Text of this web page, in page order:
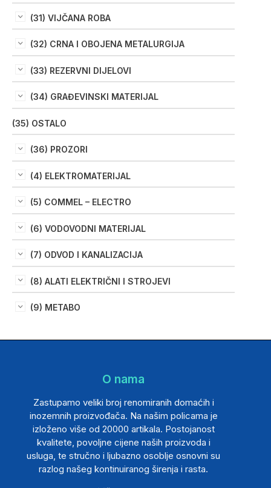
(31) VIJČANA ROBA
(32) CRNA I OBOJENA METALURGIJA
(33) REZERVNI DIJELOVI
(34) GRAĐEVINSKI MATERIJAL
(35) OSTALO
(36) PROZORI
(4) ELEKTROMATERIJAL
(5) COMMEL – ELECTRO
(6) VODOVODNI MATERIJAL
(7) ODVOD I KANALIZACIJA
(8) ALATI ELEKTRIČNI I STROJEVI
(9) METABO
O nama
Zastupamo veliki broj renomiranih domaćih i
inozemnih proizvođača. Na našim policama je
izloženo više od 20000 artikala. Postojanost
kvalitete, povoljne cijene naših proizvoda i
usluga, te stručno i ljubazno osoblje osnovni su
razlog našeg kontinuiranog širenja i rasta.